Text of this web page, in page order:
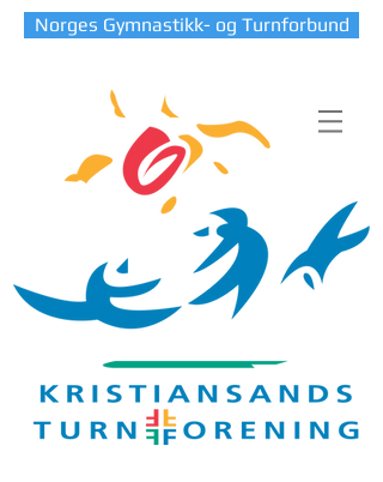
Norges Gymnastikk- og Turnforbund